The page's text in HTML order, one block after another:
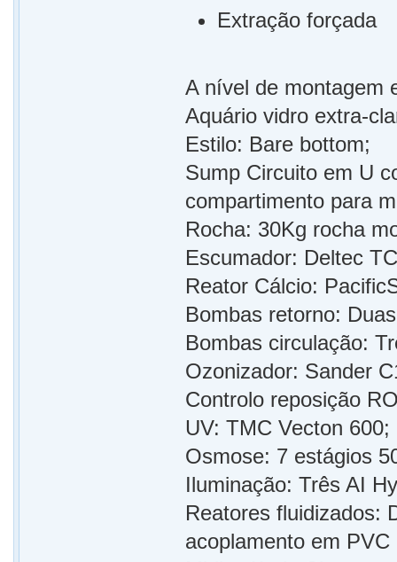
Extração forçada
A nível de montagem
Aquário vidro extra-
Estilo: Bare bottom;
Sump Circuito em U
compartimento para
Rocha: 30Kg rocha
Escumador: Deltec
Reator Cálcio:
Bombas retorno:
Bombas circulação:
Ozonizador: Sander
Controlo reposição
UV: TMC Vecton 600;
Osmose: 7 estágios
Iluminação: Três AI
Reatores fluidizados:
acoplamento em